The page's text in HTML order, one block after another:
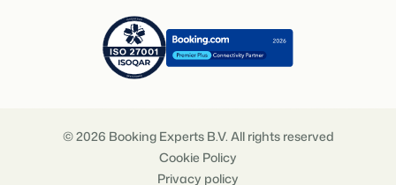
© 2026 Booking Experts B.V. All rights reserved
Cookie Policy
Privacy policy